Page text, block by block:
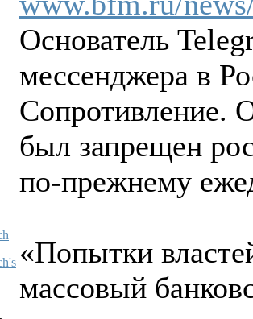
Основатель
мессенджера в
Сопротивление.
был запрещен
по-прежнему
«Попытки
массовый